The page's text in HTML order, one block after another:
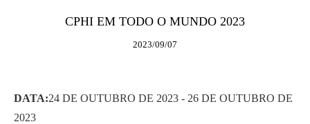
CPHI EM TODO O MUNDO 2023
2023/09/07
DATA:24 DE OUTUBRO DE 2023 - 26 DE OUTUBRO DE
2023